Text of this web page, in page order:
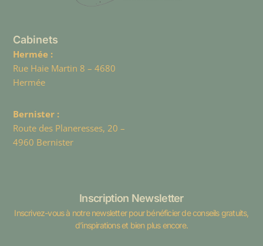
Cabinets
Hermée :
Rue Haie Martin 8 – 4680
Hermée
Bernister :
Route des Planeresses, 20 –
4960 Bernister
Inscription Newsletter
Inscrivez-vous à notre newsletter pour bénéficier de conseils gratuits,
d’inspirations et bien plus encore.